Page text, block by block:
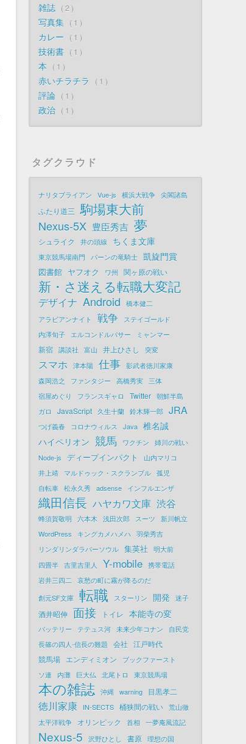
雑誌 2
写真集 1
カレー 1
技術書 1
本 1
赤いチラチラ 1
評論 1
政治 1
タグクラウド
ナリタブライアン Vue-js 横浜大戦争 尖閣諸島
ふたり道三 駒場東大前
Nexus-5X 豊臣秀吉 夢
シュライク 井の頭線 ちくま文庫
東京競馬場南門 パーンの竜騎士 凱旋門賞
図書館 ヤフオク ワ州 関ヶ原の戦い
新・さ迷える転職大変記
デザイナ Android
橋本健二
アラビアンナイト
戦争
ステイゴールド
内澤旬子
エルコンドルパサー ミャンマー
新宿 講談社 富山 井上ひさし 突変
スマホ 津本陽 仕事 影武者徳川家康
森岡浩之
ファンタジー 高橋秀実
三体
宿屋めぐり
フランスギャロ Twitter 朝鮮半島
ガロ
JavaScript 久生十蘭 鈴木輝一郎 JRA
つげ義春 コロナウィルス Java 椎名誠
ハイペリオン 競馬 ワクチン
姉川の戦い
Node-js
ディープインパクト
山内マリコ
井上靖
マルドゥック・スクランブル 孤児
自転車 松永久秀 adsense インフルエンザ
織田信長 ハヤカワ文庫 渋谷
蜂須賀敬明 六本木 浅田次郎 スーツ
新川帆立
WordPress
キングカメハメハ 羽柴秀吉
リンダリンダラバーソウル 集英社
明大前
四畳半 吉里吉里人 Y-mobile 携帯電話
岩井三四二
哀愁の町に霧が降るのだ
創元SF文庫 転職 スターリン 開発 迷子
酒井昭伸 面接 トイレ 本能寺の変
バッテリー テテュス河 未来少年コナン
自民党
長篠の四人-信長の難題
会社 江戸時代
競馬場 エンディミオン
ブックファースト
ソ連
内灘 巨大仏 北尾トロ 東京競馬場
本の雑誌 沖縄 warning 目黒孝二
徳川家康 IN-SECTS 桶狭間の戦い 荒山徹
太平洋戦争
オリンピック 首相 一夢庵風流記
Nexus-5 沢野ひとし 書原 理想の国